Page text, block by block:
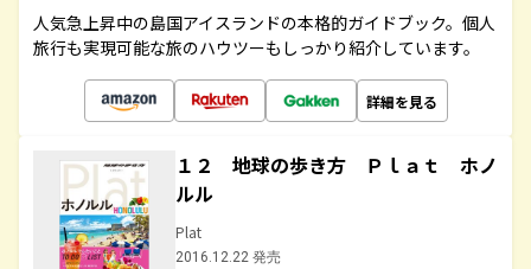
人気急上昇中の島国アイスランドの本格的ガイドブック。個人
旅行も実現可能な旅のハウツーもしっかり紹介しています。
詳細を見る
１２ 地球の歩き方 Ｐｌａｔ ホノ
ルル
Plat
2016.12.22 発売